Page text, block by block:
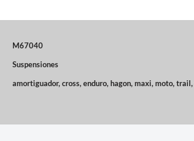
M67040
Suspensiones
amortiguador,cross,enduro,hagon,maxi,moto,trail,